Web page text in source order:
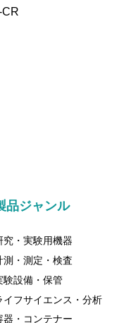
CR
品ジャンル
究・実験用機器
測・測定・検査
験設備・保管
イフサイエンス・分析
器・コンテナー